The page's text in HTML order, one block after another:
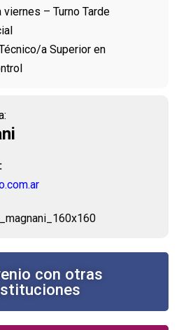
viernes – Turno Tarde
a Superior en
con otras